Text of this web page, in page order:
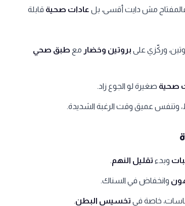
مش دايت أقسى، بل عادات صحية قابلة
وركّزي على بروتين وخضار مع طبق صحي
صحية صغيرة لو الجوع زاد.
وتنفس عميق وقت الرغبة الشديدة.
وبدء تقليل النهم.
وانخفاض في السناك.
خاصة في تخسيس البطن.